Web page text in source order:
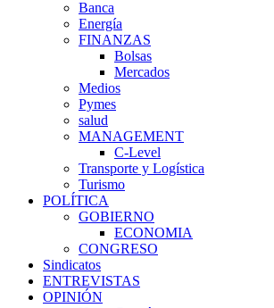
Banca
Energía
FINANZAS
Bolsas
Mercados
Medios
Pymes
salud
MANAGEMENT
C-Level
Transporte y Logística
Turismo
POLÍTICA
GOBIERNO
ECONOMIA
CONGRESO
Sindicatos
ENTREVISTAS
OPINIÓN